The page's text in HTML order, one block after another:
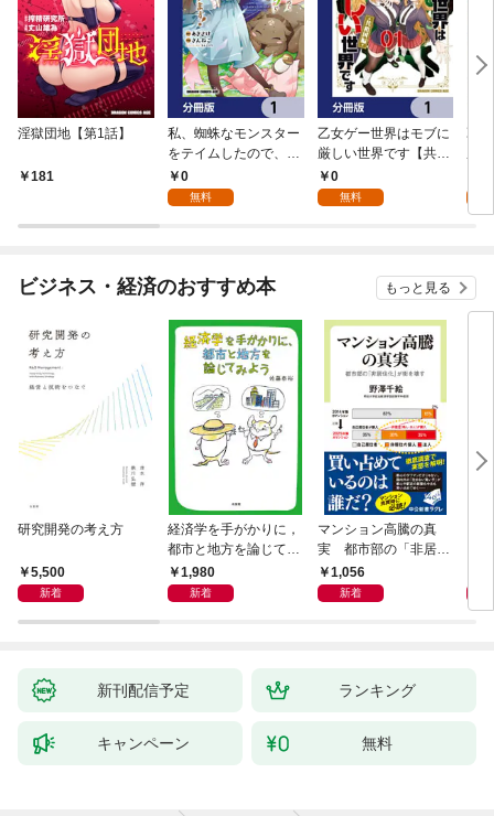
淫獄団地【第1話】
181
私、蜘蛛なモンスター
をテイムしたので、ス
パイダーシルクで裁縫
を頑張ります！【分冊
0
無料
乙女ゲー世界はモブに
厳しい世界です【共和
国編】【分冊版】 1
0
無料
乙
ビジネス・経済のおすすめ本 もっと見る
研究開発の考え方
5,500
新着
経済学を手がかりに，
都市と地方を論じてみ
よう1,980
新着
マンション高騰の真
実 都市部の「非居住
化」が街を壊す
1,056
新着
イ
果
新刊配信予定 ランキング
キャンペーン 無料